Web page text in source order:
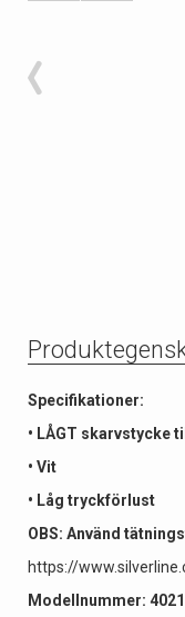
Specifikationer:
• LÅGT skarvstycke
• Vit
• Låg tryckförlust
OBS: Använd
https://
Modellnummer: